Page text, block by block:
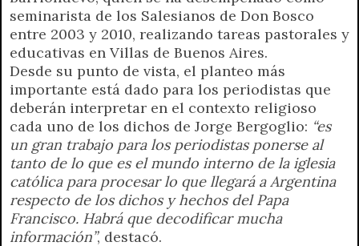
seminarista de los Salesianos de Don Bosco
entre 2003 y 2010, realizando tareas pastorales y
educativas en Villas de Buenos Aires.
Desde su punto de vista, el planteo más
importante está dado para los periodistas que
deberán interpretar en el contexto religioso
cada uno de los dichos de Jorge Bergoglio: “es
un gran trabajo para los periodistas ponerse al
tanto de lo que es el mundo interno de la iglesia
católica para procesar lo que llegará a Argentina
respecto de los dichos y hechos del Papa
Francisco. Habrá que decodificar mucha
información”, destacó.